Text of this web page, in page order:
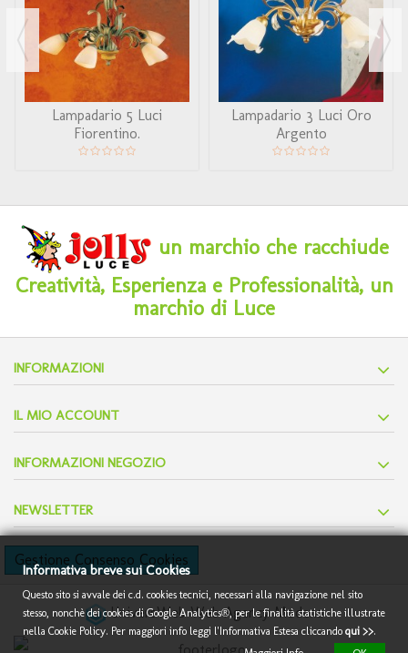
Lampadario 5 Luci
Fiorentino.
Lampadario 3 Luci Oro
Argento
un marchio che racchiude
Creatività, Esperienza e Professionalità, un
marchio di Luce
INFORMAZIONI
IL MIO ACCOUNT
INFORMAZIONI NEGOZIO
NEWSLETTER
Gestione Consenso Cookies
UniversWebWeb Agency Modena
Informativa breve sui Cookies
Questo sito si avvale dei c.d. cookies tecnici, necessari alla navigazione nel sito
stesso, nonchè dei cookies di Google Analytics®, per le finalità statistiche illustrate
nella Cookie Policy. Per maggiori info leggi l'Informativa Estesa cliccando qui >>.